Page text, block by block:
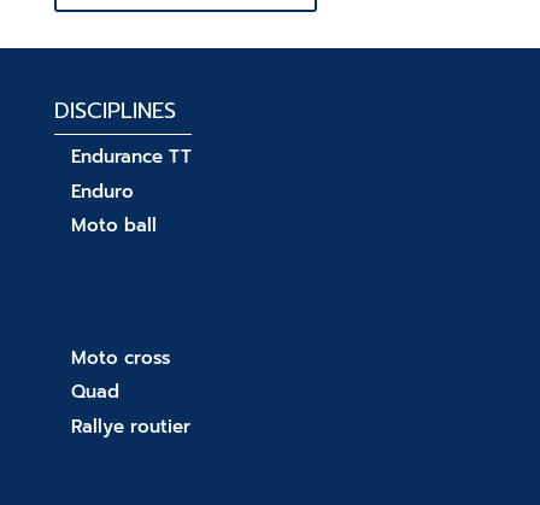
DISCIPLINES
Endurance TT
Enduro
Moto ball
Moto cross
Quad
Rallye routier